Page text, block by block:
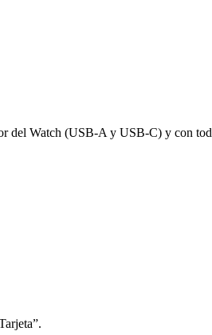
del Watch (USB-A y USB-C) y con